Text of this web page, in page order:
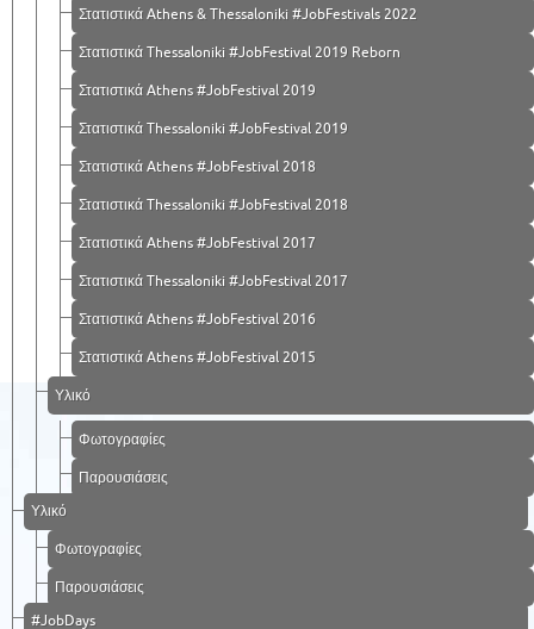
Στατιστικά Athens & Thessaloniki #JobFestivals 2022
Στατιστικά Thessaloniki #JobFestival 2019 Reborn
Στατιστικά Athens #JobFestival 2019
Στατιστικά Thessaloniki #JobFestival 2019
Στατιστικά Athens #JobFestival 2018
Στατιστικά Thessaloniki #JobFestival 2018
Στατιστικά Athens #JobFestival 2017
Στατιστικά Thessaloniki #JobFestival 2017
Στατιστικά Athens #JobFestival 2016
Στατιστικά Athens #JobFestival 2015
Υλικό
Φωτογραφίες
Παρουσιάσεις
Υλικό
Φωτογραφίες
Παρουσιάσεις
#JobDays